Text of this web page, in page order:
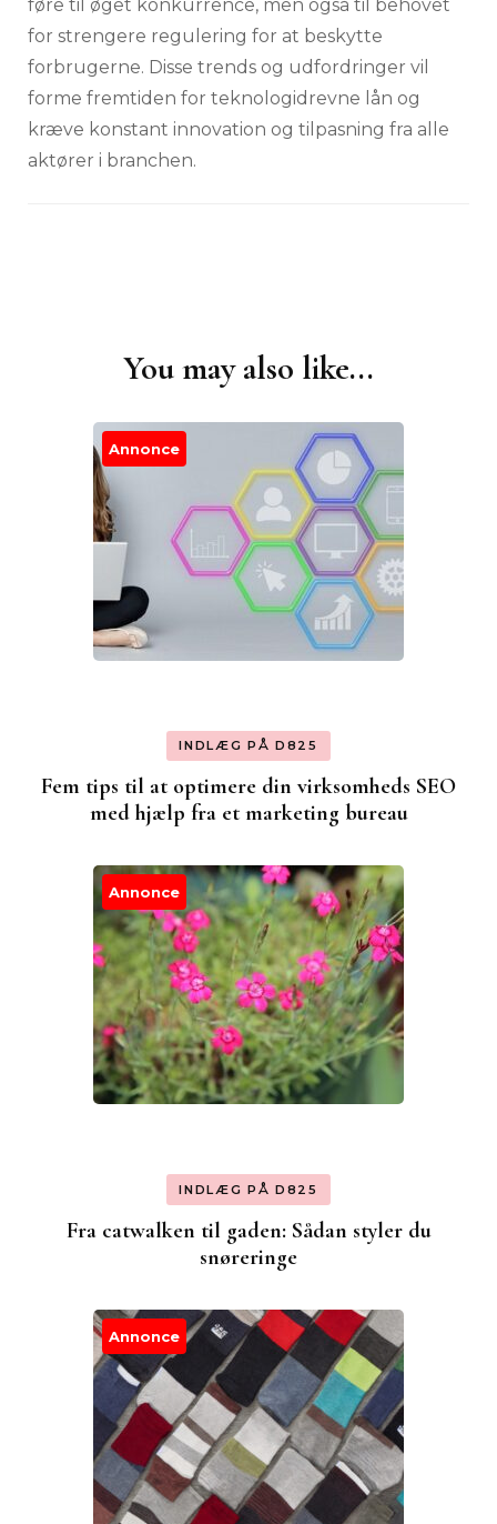
føre til øget konkurrence, men også til behovet
for strengere regulering for at beskytte
forbrugerne. Disse trends og udfordringer vil
forme fremtiden for teknologidrevne lån og
kræve konstant innovation og tilpasning fra alle
aktører i branchen.
You may also like...
Annonce
INDLÆG PÅ D825
Fem tips til at optimere din virksomheds SEO
med hjælp fra et marketing bureau
Annonce
INDLÆG PÅ D825
Fra catwalken til gaden: Sådan styler du
snøreringe
Annonce